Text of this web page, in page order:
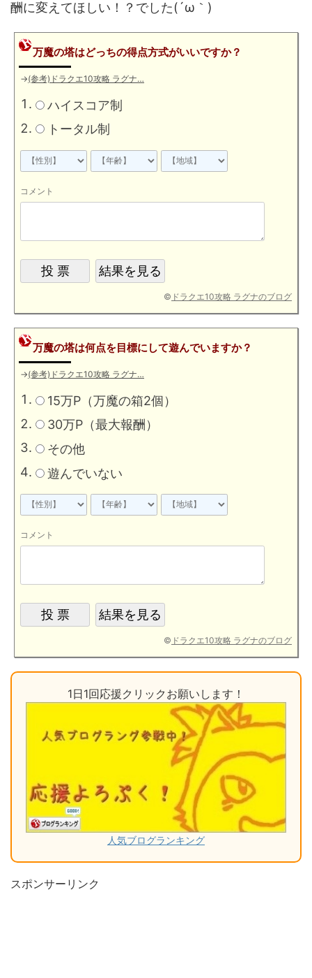
酬に変えてほしい！？でした(´ω｀)
万魔の塔はどっちの得点方式がいいですか？
→(参考)ドラクエ10攻略 ラグナ…
ハイスコア制
トータル制
コメント
© ドラクエ10攻略 ラグナのブログ
万魔の塔は何点を目標にして遊んでいますか？
→(参考)ドラクエ10攻略 ラグナ…
15万P（万魔の箱2個）
30万P（最大報酬）
その他
遊んでいない
コメント
© ドラクエ10攻略 ラグナのブログ
1日1回応援クリックお願いします！
人気ブログランキング
スポンサーリンク